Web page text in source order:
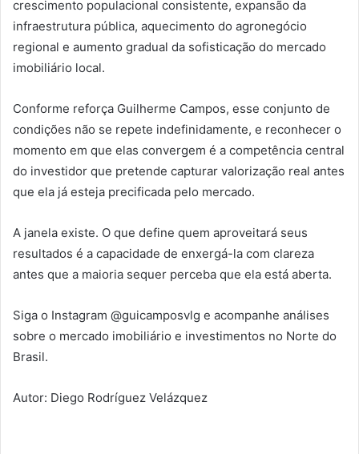
crescimento populacional consistente, expansão da
infraestrutura pública, aquecimento do agronegócio
regional e aumento gradual da sofisticação do mercado
imobiliário local.
Conforme reforça Guilherme Campos, esse conjunto de
condições não se repete indefinidamente, e reconhecer o
momento em que elas convergem é a competência central
do investidor que pretende capturar valorização real antes
que ela já esteja precificada pelo mercado.
A janela existe. O que define quem aproveitará seus
resultados é a capacidade de enxergá-la com clareza
antes que a maioria sequer perceba que ela está aberta.
Siga o Instagram @guicamposvlg e acompanhe análises
sobre o mercado imobiliário e investimentos no Norte do
Brasil.
Autor: Diego Rodríguez Velázquez